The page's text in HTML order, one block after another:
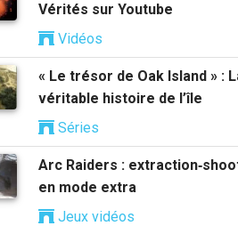
Vérités sur Youtube
Vidéos
« Le trésor de Oak Island » :
véritable histoire de l’île
Séries
Arc Raiders :
en mode extra
Jeux vidéos